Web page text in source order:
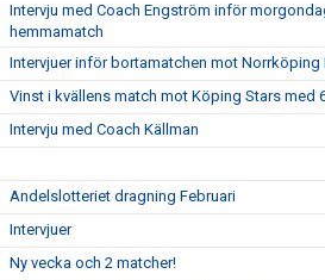
Intervju med Coach Engström inför
hemmamatch
Intervjuer inför bortamatchen mot Norrköping
Vinst i kvällens match mot Köping Stars med
Intervju med Coach Källman
Andelslotteriet dragning Februari
Intervjuer
Ny vecka och 2 matcher!